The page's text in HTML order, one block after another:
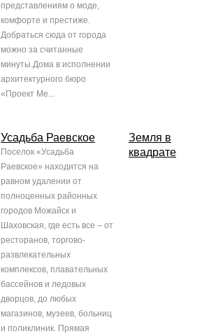
представлениям о моде,
комфорте и престиже.
Добраться сюда от города
можно за считанные
минуты.Дома в исполнении
архитектурного бюро
«Проект Ме...
Усадьба Раевское
Поселок «Усадьба
Раевское» находится на
равном удалении от
полноценных районных
городов Можайск и
Шаховская, где есть все – от
ресторанов, торгово-
развлекательных
комплексов, плавательных
бассейнов и ледовых
дворцов, до любых
магазинов, музеев, больниц
и поликлиник. Прямая
Земля в
квадрате